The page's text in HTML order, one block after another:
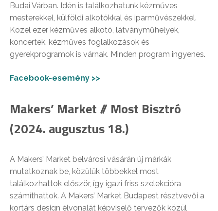
Budai Várban. Idén is találkozhatunk kézműves
mesterekkel, külföldi alkotókkal és iparművészekkel.
Közel ezer kézműves alkotó, látványműhelyek,
koncertek, kézműves foglalkozások és
gyerekprogramok is várnak. Minden program ingyenes.
Facebook-esemény >>
Makers’ Market // Most Bisztró
(2024. augusztus 18.)
A Makers’ Market belvárosi vásárán új márkák
mutatkoznak be, közülük többekkel most
találkozhattok először, így igazi friss szelekcióra
számíthattok. A Makers’ Market Budapest résztvevői a
kortárs design élvonalát képviselő tervezők közül